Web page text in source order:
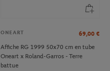
ONEART 69,00 €
Affiche RG 1999 50x70 cm en tube
Oneart x Roland-Garros - Terre
battue